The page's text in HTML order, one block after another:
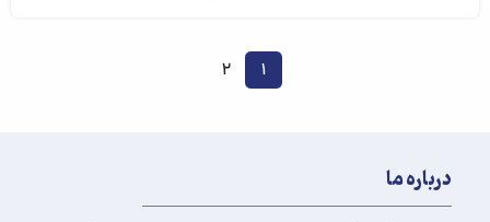
1
2
درباره ما